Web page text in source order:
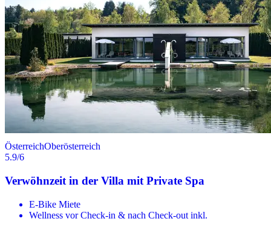
ÖsterreichOberösterreich
5.9/6
Verwöhnzeit in der Villa mit Private Spa
E-Bike Miete
Wellness vor Check-in & nach Check-out inkl.